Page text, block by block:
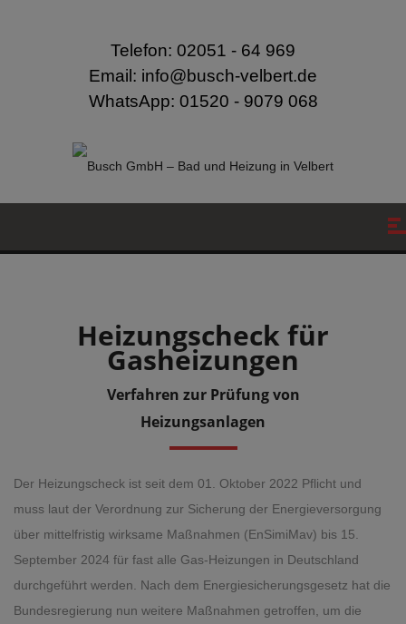
Telefon: 02051 - 64 969
Email: info@busch-velbert.de
WhatsApp: 01520 - 9079 068
Heizungscheck für
Gasheizungen
Verfahren zur Prüfung von
Heizungsanlagen
Der Heizungscheck ist seit dem 01. Oktober 2022 Pflicht und
muss laut der Verordnung zur Sicherung der Energieversorgung
über mittelfristig wirksame Maßnahmen (EnSimiMav) bis 15.
September 2024 für fast alle Gas-Heizungen in Deutschland
durchgeführt werden. Nach dem Energiesicherungsgesetz hat die
Bundesregierung nun weitere Maßnahmen getroffen, um die